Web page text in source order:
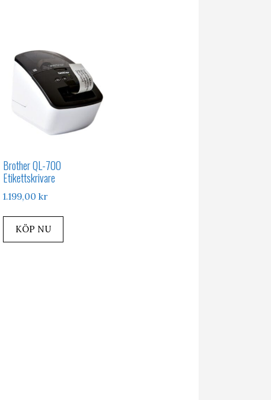
Brother QL-700
Etikettskrivare
1.199,00kr
KÖP NU